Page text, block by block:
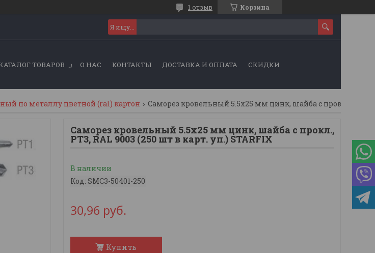
Корзина
1 отзыв
ТОВАРОВ О НАС КОНТАКТЫ ДОСТАВКА И ОПЛАТА СКИДКИ
по металлу цветной (ral) картон
Саморез кровельный 5.5х25 мм цинк, шайба с прокл.,
PT3, RAL 9003 (250 шт в карт. уп.) STARFIX
В наличии
Код: SMC3-50401-250
30,96 руб.
Купить